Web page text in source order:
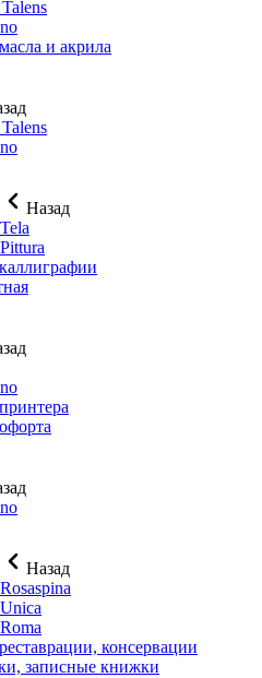
и акрила
Назад
Tela
Pittura
Назад
Rosaspina
Unica
Roma
консервации
записные книжки